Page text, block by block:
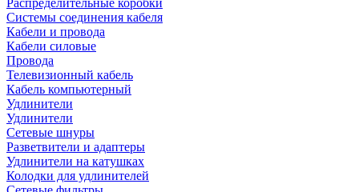
Распределительные коробки
Системы соединения кабеля
Кабели и провода
Кабели силовые
Провода
Телевизионный кабель
Кабель компьютерный
Удлинители
Удлинители
Сетевые шнуры
Разветвители и адаптеры
Удлинители на катушках
Колодки для удлинителей